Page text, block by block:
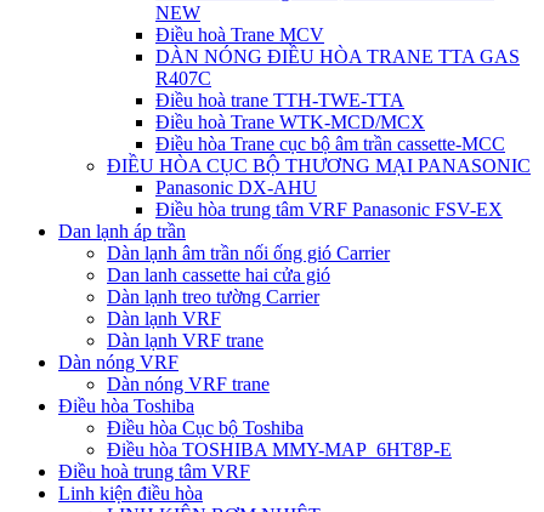
NEW
Điều hoà Trane MCV
DÀN NÓNG ĐIỀU HÒA TRANE TTA GAS
R407C
Điều hoà trane TTH-TWE-TTA
Điều hoà Trane WTK-MCD/MCX
Điều hòa Trane cục bộ âm trần cassette-MCC
ĐIỀU HÒA CỤC BỘ THƯƠNG MẠI PANASONIC
Panasonic DX-AHU
Điều hòa trung tâm VRF Panasonic FSV-EX
Dan lạnh áp trần
Dàn lạnh âm trần nối ống gió Carrier
Dan lanh cassette hai cửa gió
Dàn lạnh treo tường Carrier
Dàn lạnh VRF
Dàn lạnh VRF trane
Dàn nóng VRF
Dàn nóng VRF trane
Điều hòa Toshiba
Điều hòa Cục bộ Toshiba
Điều hòa TOSHIBA MMY-MAP_6HT8P-E
Điều hoà trung tâm VRF
Linh kiện điều hòa